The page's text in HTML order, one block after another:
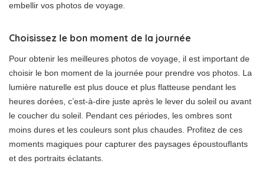
embellir vos photos de voyage.
Choisissez le bon moment de la journée
Pour obtenir les meilleures photos de voyage, il est important de
choisir le bon moment de la journée pour prendre vos photos. La
lumière naturelle est plus douce et plus flatteuse pendant les
heures dorées, c’est-à-dire juste après le lever du soleil ou avant
le coucher du soleil. Pendant ces périodes, les ombres sont
moins dures et les couleurs sont plus chaudes. Profitez de ces
moments magiques pour capturer des paysages époustouflants
et des portraits éclatants.